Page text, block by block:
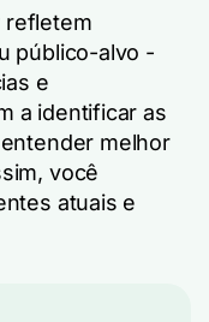
refletem
público-alvo -
e
a identificar as
melhor
você
atuais e